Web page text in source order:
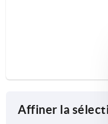
Affiner la